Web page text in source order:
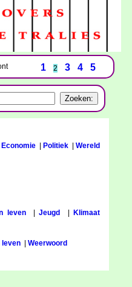
1 2 3 4 5
Economie Politiek Wereld
leven|Jeugd Klimaat
Weerwoord